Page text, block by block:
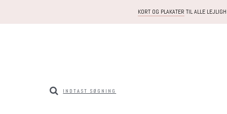
KORT OG PLAKATER TIL ALLE